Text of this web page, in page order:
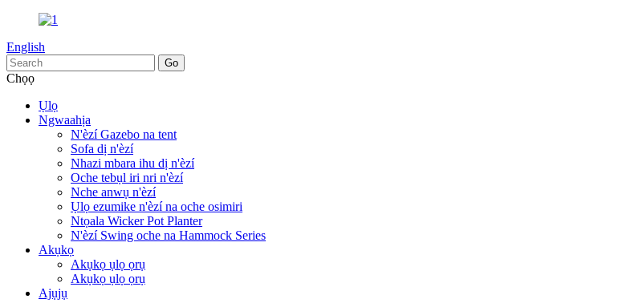
English
Chọọ
Ụlọ
Ngwaahịa
N'èzí Gazebo na tent
Sofa dị n'èzí
Nhazi mbara ihu dị n'èzí
Oche tebụl iri nri n'èzí
Nche anwụ n'èzí
Ụlọ ezumike n'èzí na oche osimiri
Ntọala Wicker Pot Planter
N'èzí Swing oche na Hammock Series
Akụkọ
Akụkọ ụlọ ọrụ
Akụkọ ụlọ ọrụ
Ajụjụ